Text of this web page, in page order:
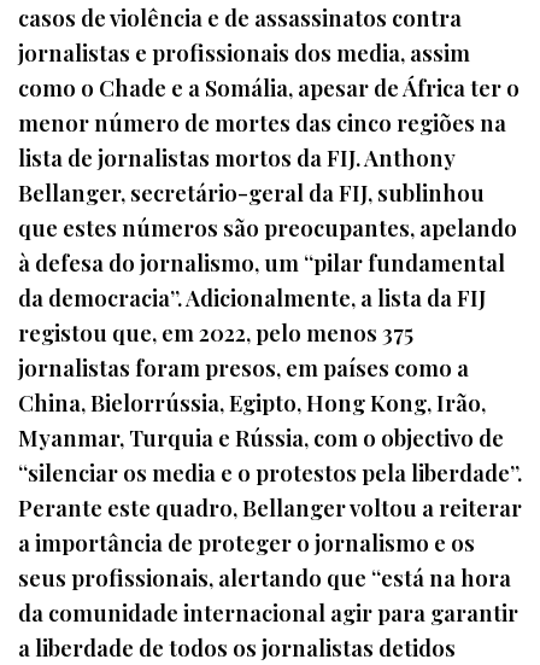
casos de violência e de assassinatos contra
jornalistas e profissionais dos media, assim
como o Chade e a Somália, apesar de África ter o
menor número de mortes das cinco regiões na
lista de jornalistas mortos da FIJ. Anthony
Bellanger, secretário-geral da FIJ, sublinhou
que estes números são preocupantes, apelando
à defesa do jornalismo, um “pilar fundamental
da democracia”. Adicionalmente, a lista da FIJ
registou que, em 2022, pelo menos 375
jornalistas foram presos, em países como a
China, Bielorrússia, Egipto, Hong Kong, Irão,
Myanmar, Turquia e Rússia, com o objectivo de
“silenciar os media e o protestos pela liberdade”.
Perante este quadro, Bellanger voltou a reiterar
a importância de proteger o jornalismo e os
seus profissionais, alertando que “está na hora
da comunidade internacional agir para garantir
a liberdade de todos os jornalistas detidos